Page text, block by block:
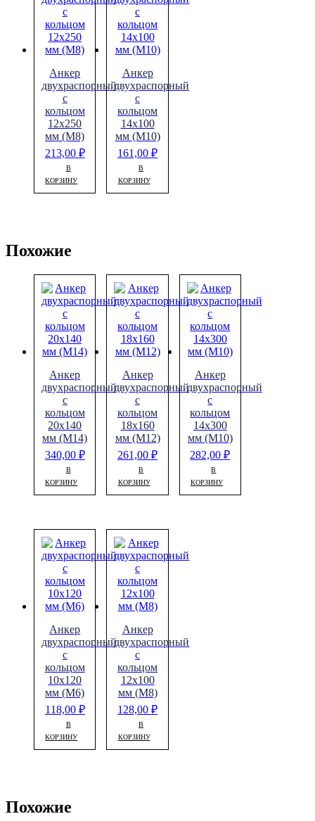
Анкер
двухраспорный
с
кольцом
12х250
мм (М8)
213,00 ₽
В
КОРЗИНУ
Анкер
двухраспорный
с
кольцом
14х100
мм (М10)
161,00₽
В
КОРЗИНУ
Похожие
Анкер
двухраспорный
с
кольцом
20х140
мм (М14)
340,00 ₽
В
КОРЗИНУ
Анкер
двухраспорный
с
кольцом
18х160
мм (М12)
261,00₽
В
КОРЗИНУ
Анкер
двухраспорный
с
кольцом
14х300
мм (М10)
282,00₽
В
КОРЗИНУ
Анкер
двухраспорный
с
кольцом
10х120
мм (М6)
118,00 ₽
В
КОРЗИНУ
Анкер
двухраспорный
с
кольцом
12х100
мм (М8)
128,00₽
В
КОРЗИНУ
Похожие